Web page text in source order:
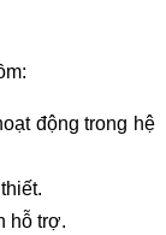
động trong hệ
hỗ trợ.